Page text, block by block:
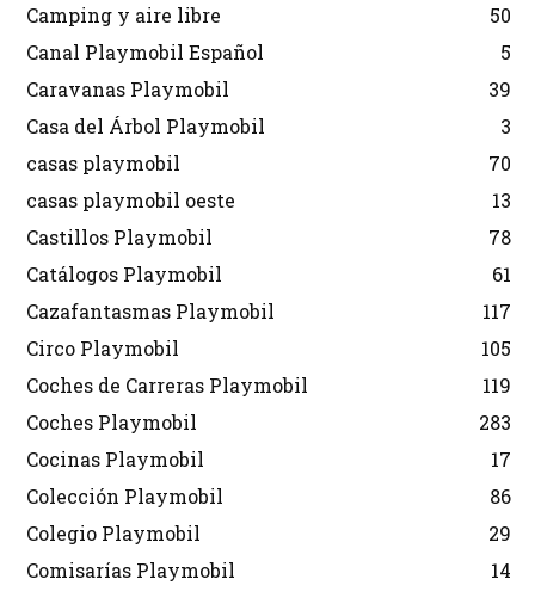
Camping y aire libre
50
Canal Playmobil Español
5
Caravanas Playmobil
39
Casa del Árbol Playmobil
3
casas playmobil
70
casas playmobil oeste
13
Castillos Playmobil
78
Catálogos Playmobil
61
Cazafantasmas Playmobil
117
Circo Playmobil
105
Coches de Carreras Playmobil
119
Coches Playmobil
283
Cocinas Playmobil
17
Colección Playmobil
86
Colegio Playmobil
29
Comisarías Playmobil
14